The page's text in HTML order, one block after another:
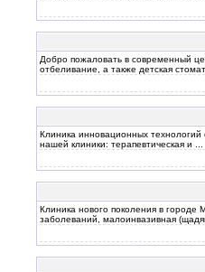
Добро пожаловать в современный
отбеливание, а также детская
Клиника инновационных технологий
нашей клиники: терапевтическая и ...
Клиника нового поколения в
заболеваний, малоинвазивная